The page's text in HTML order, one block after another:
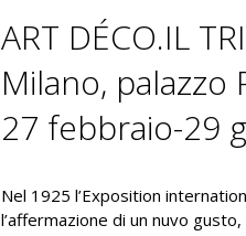
ART DÉCO.IL
Milano, palazzo
27 febbraio-29
Nel 1925 l’Exposition
l’affermazione di un nuvo